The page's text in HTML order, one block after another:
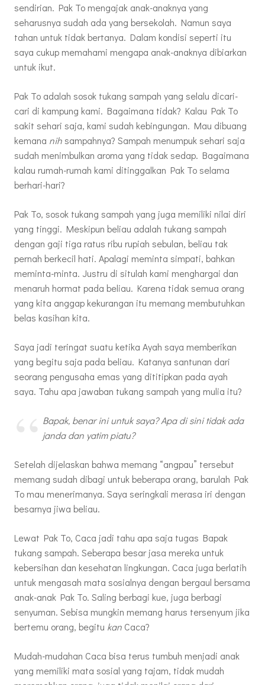
sendirian. Pak To mengajak anak-anaknya yang
seharusnya sudah ada yang bersekolah. Namun saya
tahan untuk tidak bertanya. Dalam kondisi seperti itu
saya cukup memahami mengapa anak-anaknya dibiarkan
untuk ikut.
Pak To adalah sosok tukang sampah yang selalu dicari-
cari di kampung kami. Bagaimana tidak? Kalau Pak To
sakit sehari saja, kami sudah kebingungan. Mau dibuang
kemana nihsampahnya? Sampah menumpuk sehari saja
sudah menimbulkan aroma yang tidak sedap. Bagaimana
kalau rumah-rumah kami ditinggalkan Pak To selama
berhari-hari?
Pak To, sosok tukang sampah yang juga memiliki nilai diri
yang tinggi. Meskipun beliau adalah tukang sampah
dengan gaji tiga ratus ribu rupiah sebulan, beliau tak
pernah berkecil hati. Apalagi meminta simpati, bahkan
meminta-minta. Justru di situlah kami menghargai dan
menaruh hormat pada beliau. Karena tidak semua orang
yang kita anggap kekurangan itu memang membutuhkan
belas kasihan kita.
Saya jadi teringat suatu ketika Ayah saya memberikan
yang begitu saja pada beliau. Katanya santunan dari
seorang pengusaha emas yang dititipkan pada ayah
saya. Tahu apa jawaban tukang sampah yang mulia itu?
Bapak, benar ini untuk saya? Apa di sini tidak ada
janda dan yatim piatu?
Setelah dijelaskan bahwa memang “angpau” tersebut
memang sudah dibagi untuk beberapa orang, barulah Pak
To mau menerimanya. Saya seringkali merasa iri dengan
besarnya jiwa beliau.
Lewat Pak To, Caca jadi tahu apa saja tugas Bapak
tukang sampah. Seberapa besar jasa mereka untuk
kebersihan dan kesehatan lingkungan. Caca juga berlatih
untuk mengasah mata sosialnya dengan bergaul bersama
anak-anak Pak To. Saling berbagi kue, juga berbagi
senyuman. Sebisa mungkin memang harus tersenyum jika
bertemu orang, begitu kan Caca?
Mudah-mudahan Caca bisa terus tumbuh menjadi anak
yang memiliki mata sosial yang tajam, tidak mudah